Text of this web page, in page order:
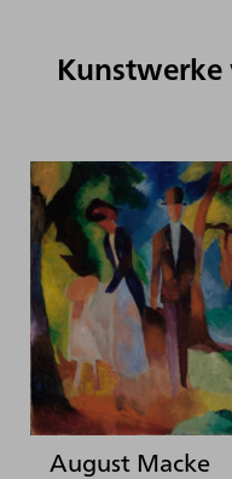
Kunstwerke
August Macke